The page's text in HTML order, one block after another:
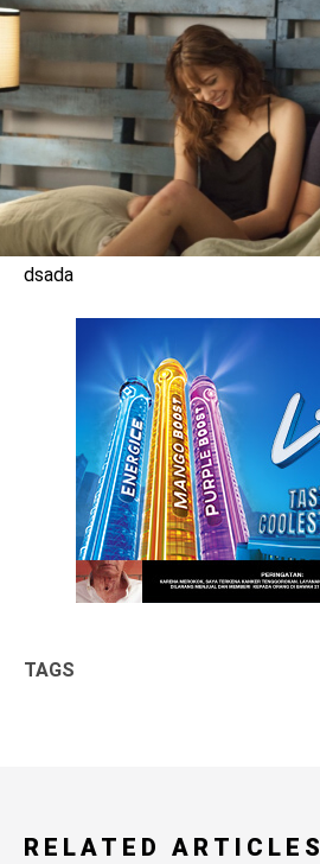
benefit
menarik
LOGIN
dsada
TAGS
RELATED ARTICLES